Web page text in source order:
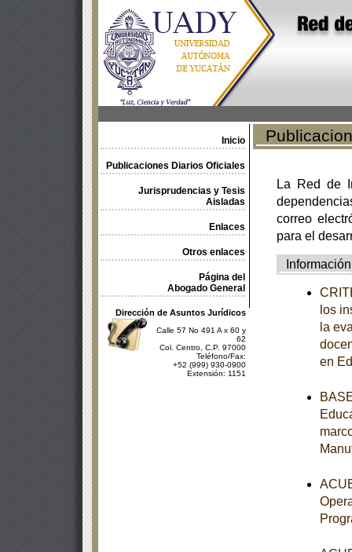
Inicio
Publicaciones Diarios Oficiales
Jurisprudencias y Tesis
Aisladas
Enlaces
Otros enlaces
Página del
Abogado General
Dirección de Asuntos Jurídicos
Calle 57 No 491 A x 60 y
62
Col. Centro, C.P. 97000
Teléfono/Fax:
+52 (999) 930-0900
Extensión: 1151
La Red de
correo
para el
Información
los
la
en